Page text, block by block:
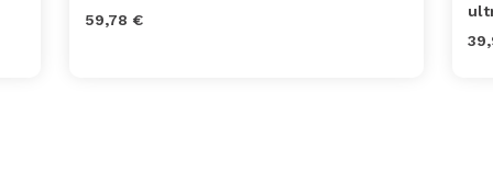
59,78 €